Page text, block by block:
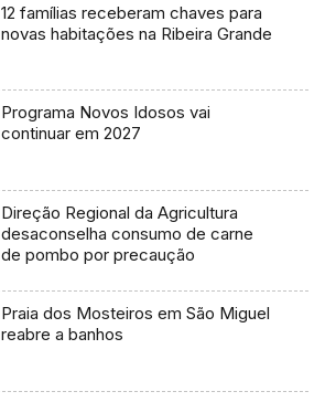
12 famílias receberam chaves para
novas habitações na Ribeira Grande
Programa Novos Idosos vai
continuar em 2027
Direção Regional da Agricultura
desaconselha consumo de carne
de pombo por precaução
Praia dos Mosteiros em São Miguel
reabre a banhos